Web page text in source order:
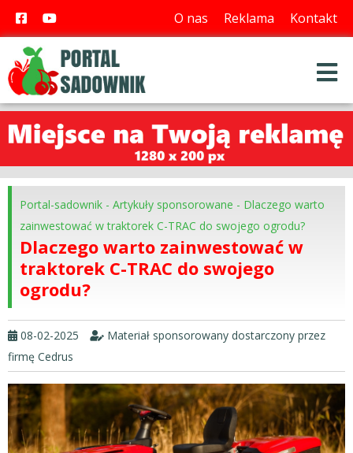
O nas Reklama Kontakt
Portal-sadownik - Artykuły sponsorowane - Dlaczego warto
zainwestować w traktorek C-TRAC do swojego ogrodu?
Dlaczego warto zainwestować w
traktorek C-TRAC do swojego
ogrodu?
08-02-2025
Materiał sponsorowany dostarczony przez
firmę Cedrus